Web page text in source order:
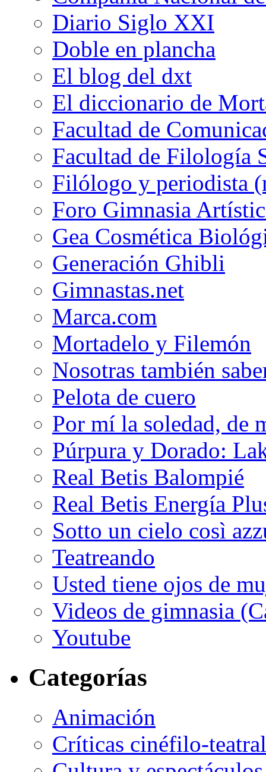
Diario Siglo XXI
Doble en plancha
El blog del dxt
El diccionario de
Facultad de
Facultad de Filología
Filólogo y periodista
Foro Gimnasia
Gea Cosmética
Generación Ghibli
Gimnastas.net
Marca.com
Mortadelo y Filemón
Nosotras también
Pelota de cuero
Por mí la soledad, de
Púrpura y Dorado:
Real Betis Balompié
Real Betis Energía
Sotto un cielo così
Teatreando
Usted tiene ojos de
Videos de gimnasia
Youtube
Categorías
Animación
Críticas cinéfilo-